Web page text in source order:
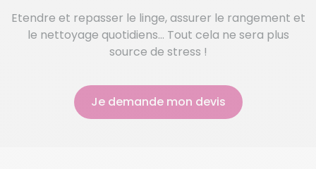
Etendre et repasser le linge, assurer le rangement et
le nettoyage quotidiens… Tout cela ne sera plus
source de stress !
Je demande mon devis